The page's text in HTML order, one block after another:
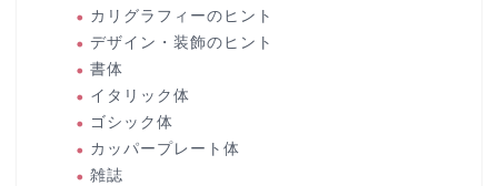
カリグラフィーのヒント
デザイン・装飾のヒント
書体
イタリック体
ゴシック体
カッパープレート体
雑誌